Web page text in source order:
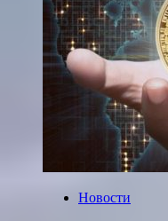
Новости